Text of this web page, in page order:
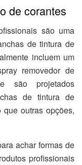
de corantes
são uma
de tintura de
incluem um
removedor de
são projetados
de tintura de
outras opções,
achar formas de
profissionais